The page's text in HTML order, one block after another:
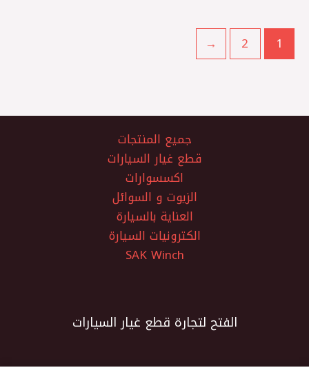
1
2
←
جميع المنتجات
قطع غيار السيارات
اكسسوارات
الزيوت و السوائل
العناية بالسيارة
الكترونيات السيارة
SAK Winch
الفتح لتجارة قطع غيار السيارات